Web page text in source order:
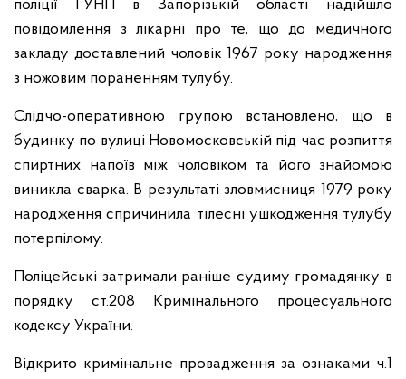
поліції ГУНП в Запорізькій області надійшло
повідомлення з лікарні про те, що до медичного
закладу доставлений чоловік 1967 року народження
з ножовим пораненням тулубу.
Слідчо-оперативною групою встановлено, що в
будинку по вулиці Новомосковській під час розпиття
спиртних напоїв між чоловіком та його знайомою
виникла сварка. В результаті зловмисниця 1979 року
народження спричинила тілесні ушкодження тулубу
потерпілому.
Поліцейські затримали раніше судиму громадянку в
порядку ст.208 Кримінального процесуального
кодексу України.
Відкрито кримінальне провадження за ознаками ч.1